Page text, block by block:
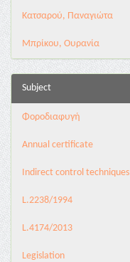
Κατσαρού, Παναγιώτα
Μπρίκου, Ουρανία
Subject
Φοροδιαφυγή
Annual certificate
Indirect control techniques
L.2238/1994
L.4174/2013
Legislation